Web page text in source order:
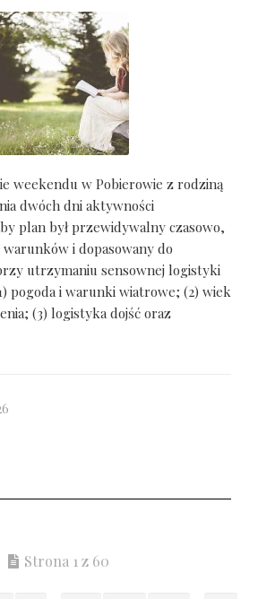
weekendu w Pobierowie z rodziną
dwóch dni aktywności
plan był przewidywalny czasowo,
i dopasowany do
utrzymaniu sensownej logistyki
pogoda i warunki wiatrowe; (2) wiek
(3) logistyka dojść oraz
Strona 1 z 60